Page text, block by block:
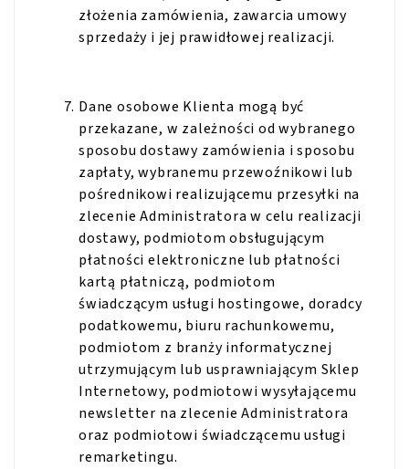
złożenia zamówienia, zawarcia umowy
sprzedaży i jej prawidłowej realizacji.
Dane osobowe Klienta mogą być
przekazane, w zależności od wybranego
sposobu dostawy zamówienia i sposobu
zapłaty, wybranemu przewoźnikowi lub
pośrednikowi realizującemu przesyłki na
zlecenie Administratora w celu realizacji
dostawy, podmiotom obsługującym
płatności elektroniczne lub płatności
kartą płatniczą, podmiotom
świadczącym usługi hostingowe, doradcy
podatkowemu, biuru rachunkowemu,
podmiotom z branży informatycznej
utrzymującym lub usprawniającym Sklep
Internetowy, podmiotowi wysyłającemu
newsletter na zlecenie Administratora
oraz podmiotowi świadczącemu usługi
remarketingu.